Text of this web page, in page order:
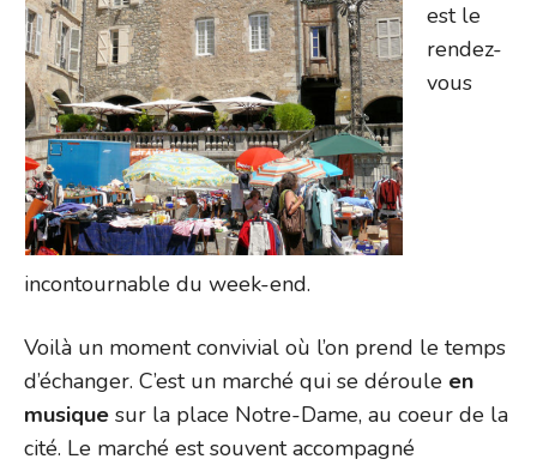
est le
rendez-
vous
incontournable du week-end.
Voilà un moment convivial où l’on prend le temps
d’échanger. C’est un marché qui se déroule en
musique sur la place Notre-Dame, au coeur de la
cité. Le marché est souvent accompagné